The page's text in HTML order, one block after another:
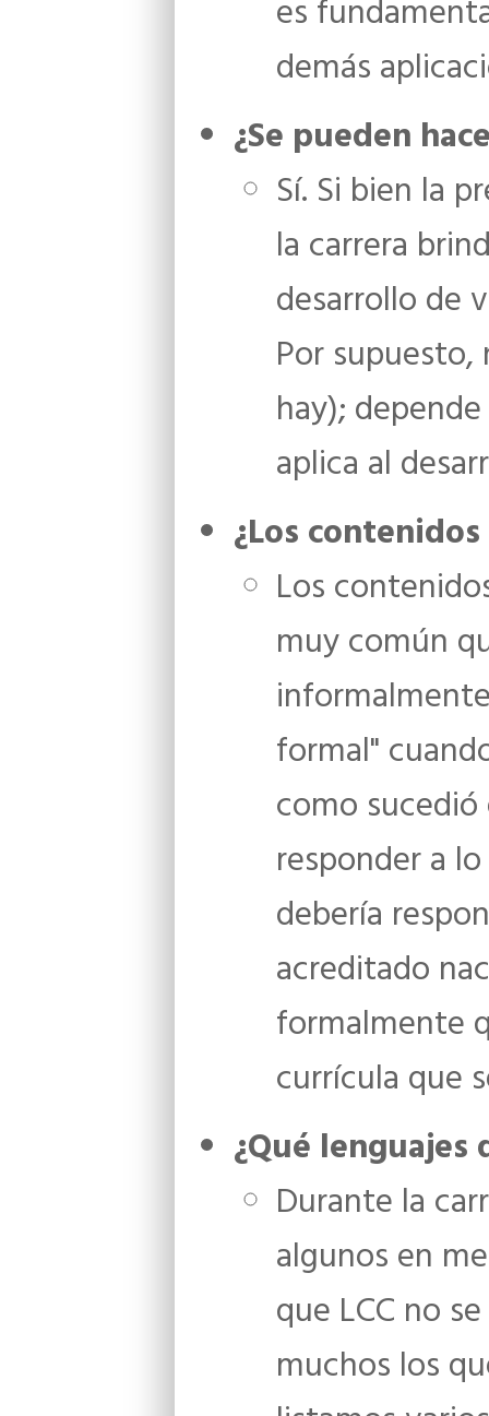
es
demás
¿Se pueden
Sí. Si bien la
la carrera
desarrollo de
Por
hay);
aplica al
¿Los
Los
muy común
formal"
como
responder a
debería
acreditado
formalmente
currícula que
¿Qué lenguajes
Durante la
algunos en
que LCC no
muchos los